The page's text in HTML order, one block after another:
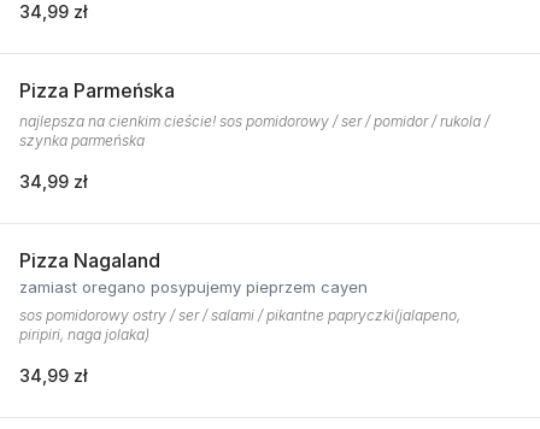
34,99 zł
Pizza Parmeńska
najlepsza na cienkim cieście! sos pomidorowy / ser / pomidor / rukola /
szynka parmeńska
34,99 zł
Pizza Nagaland
zamiast oregano posypujemy pieprzem cayen
sos pomidorowy ostry / ser / salami / pikantne papryczki(jalapeno,
piripiri, naga jolaka)
34,99 zł